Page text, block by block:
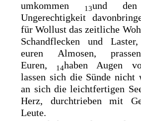
umkommen
13und
Ungerechtigkeit
für Wollust das zeitliche
Schandflecken und
euren Almosen,
Euren,
14haben Augen
lassen sich die Sünde nicht
an sich die leichtfertigen
Herz, durchtrieben mit
Leute.